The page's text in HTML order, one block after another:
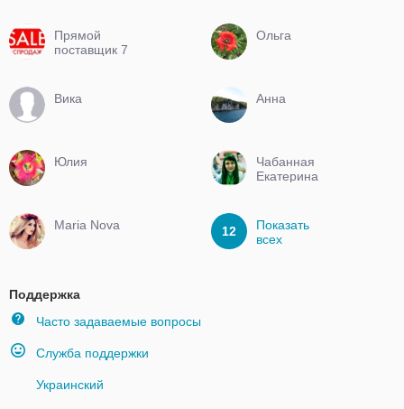
Прямой
поставщик 7
Ольга
Вика Анна
Юлия
Чабанная
Екатерина
Maria Nova 12
Показать
всех
Поддержка
Часто задаваемые вопросы
Служба поддержки
Украинский